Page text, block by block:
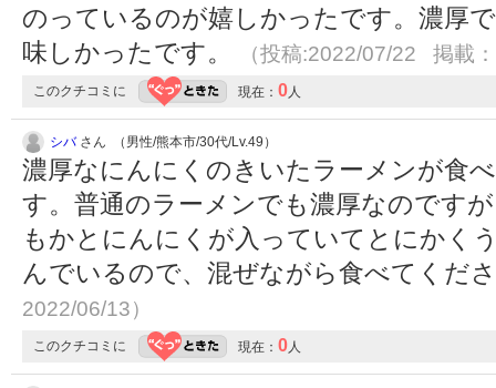
のっているのが嬉しかったです。濃厚
味しかったです。
（投稿:2022/07/22 掲載
このクチコミに 現在： 0人
シバさん （男性/熊本市/30代/Lv.49）
濃厚なにんにくのきいたラーメンが食
す。普通のラーメンでも濃厚なのです
もかとにんにくが入っていてとにかく
んでいるので、混ぜながら食べてくだ
2022/06/13）
このクチコミに 現在： 0人